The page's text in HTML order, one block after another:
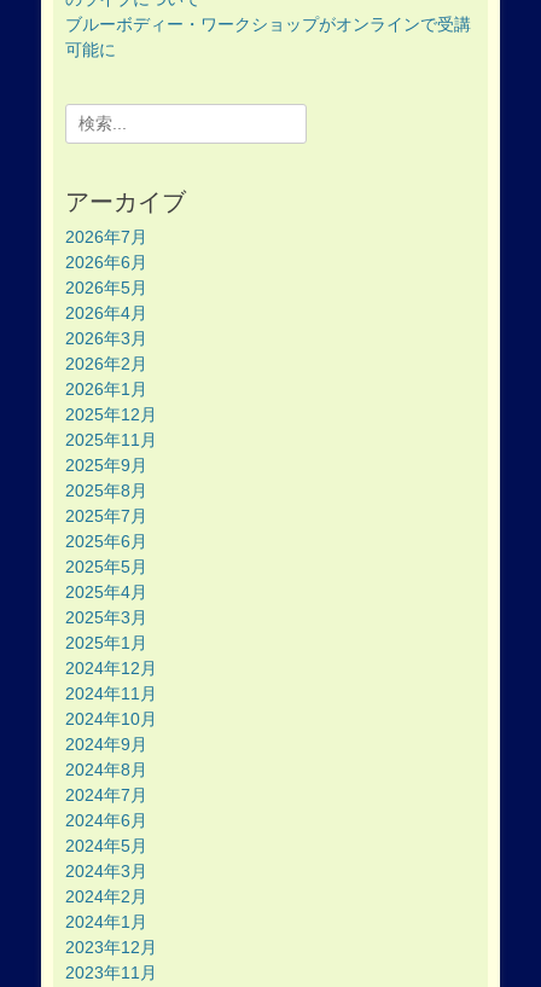
ブルーボディー・ワークショップがオンラインで受講
可能に
Search
for:
アーカイブ
2026年7月
2026年6月
2026年5月
2026年4月
2026年3月
2026年2月
2026年1月
2025年12月
2025年11月
2025年9月
2025年8月
2025年7月
2025年6月
2025年5月
2025年4月
2025年3月
2025年1月
2024年12月
2024年11月
2024年10月
2024年9月
2024年8月
2024年7月
2024年6月
2024年5月
2024年3月
2024年2月
2024年1月
2023年12月
2023年11月